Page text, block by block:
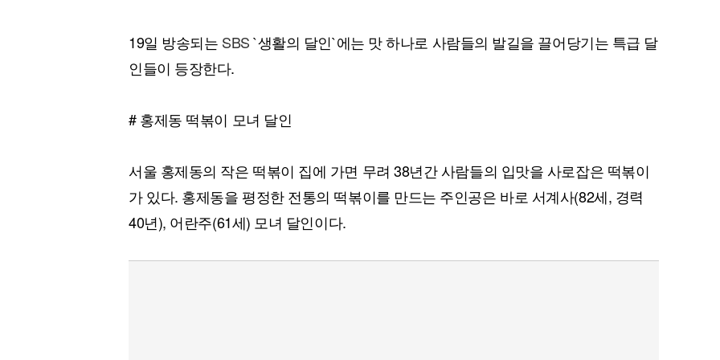
19일 방송되는 SBS`생활의 달인`에는 맛 하나로 사람들의 발길을 끌어당기는 특급 달
인들이 등장한다.
# 홍제동 떡볶이 모녀 달인
서울 홍제동의 작은 떡볶이 집에 가면 무려 38년간 사람들의 입맛을 사로잡은 떡볶이
가 있다. 홍제동을 평정한 전통의 떡볶이를 만드는 주인공은 바로 서계사(82세, 경력
40년), 어란주(61세) 모녀 달인이다.